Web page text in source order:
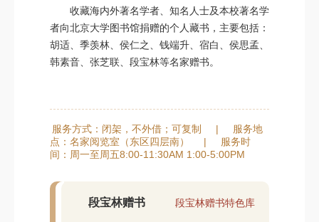
收藏海内外著名学者、知名人士及本校著名学
者向北京大学图书馆捐赠的个人藏书，主要包括：
胡适、季羡林、侯仁之、钱端升、宿白、侯思孟、
韩素音、张芝联、段宝林等名家赠书。
服务方式：闭架，不外借；可复制 |
服务地
点：名家阅览室（东区四层南）
|
服务时
间：周一至周五8:00-11:30AM 1:00-5:00PM
段宝林赠书特色库
段宝林赠书